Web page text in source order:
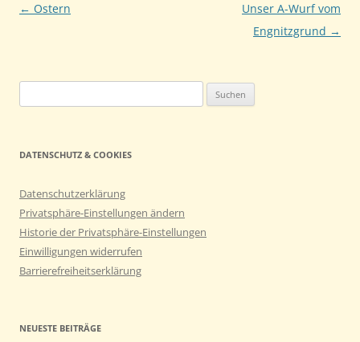
Beitragsnavigation
← Ostern
Unser A-Wurf vom
Engnitzgrund →
nach:
DATENSCHUTZ & COOKIES
Datenschutzerklärung
Privatsphäre-Einstellungen ändern
Historie der Privatsphäre-Einstellungen
Einwilligungen widerrufen
Barrierefreiheitserklärung
NEUESTE BEITRÄGE